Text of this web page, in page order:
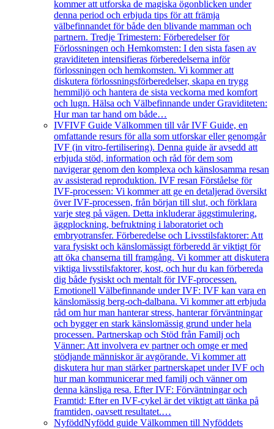
kommer att utforska de magiska ögonblicken under
denna period och erbjuda tips för att främja
välbefinnandet för både den blivande mamman och
partnern. Tredje Trimestern: Förberedelser för
Förlossningen och Hemkomsten: I den sista fasen av
graviditeten intensifieras förberedelserna inför
förlossningen och hemkomsten. Vi kommer att
diskutera förlossningsförberedelser, skapa en trygg
hemmiljö och hantera de sista veckorna med komfort
och lugn. Hälsa och Välbefinnande under Graviditeten:
Hur man tar hand om både…
IVFIVF Guide Välkommen till vår IVF Guide, en
omfattande resurs för alla som utforskar eller genomgår
IVF (in vitro-fertilisering). Denna guide är avsedd att
erbjuda stöd, information och råd för dem som
navigerar genom den komplexa och känslosamma resan
av assisterad reproduktion. IVF resan Förståelse för
IVF-processen: Vi kommer att ge en detaljerad översikt
över IVF-processen, från början till slut, och förklara
varje steg på vägen. Detta inkluderar äggstimulering,
äggplockning, befruktning i laboratoriet och
embryotransfer. Förberedelse och Livsstilsfaktorer: Att
vara fysiskt och känslomässigt förberedd är viktigt för
att öka chanserna till framgång. Vi kommer att diskutera
viktiga livsstilsfaktorer, kost, och hur du kan förbereda
dig både fysiskt och mentalt för IVF-processen.
Emotionell Välbefinnande under IVF: IVF kan vara en
känslomässig berg-och-dalbana. Vi kommer att erbjuda
råd om hur man hanterar stress, hanterar förväntningar
och bygger en stark känslomässig grund under hela
processen. Partnerskap och Stöd från Familj och
Vänner: Att involvera ev partner och omge er med
stödjande människor är avgörande. Vi kommer att
diskutera hur man stärker partnerskapet under IVF och
hur man kommunicerar med familj och vänner om
denna känsliga resa. Efter IVF: Förväntningar och
Framtid: Efter en IVF-cykel är det viktigt att tänka på
framtiden, oavsett resultatet.…
NyföddNyfödd guide Välkommen till Nyföddets